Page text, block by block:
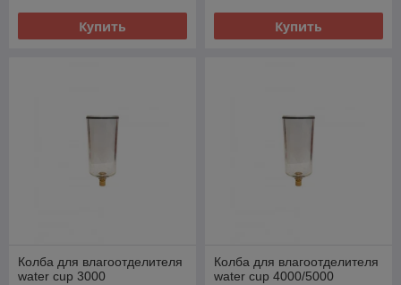
Купить Купить
Колба для влагоотделителя
water cup 3000
Колба для влагоотделителя
water cup 4000/5000